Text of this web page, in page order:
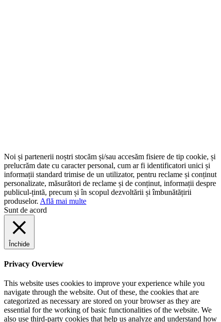
Noi și partenerii noștri stocăm și/sau accesăm fisiere de tip cookie, și
prelucrăm date cu caracter personal, cum ar fi identificatori unici și
informații standard trimise de un utilizator, pentru reclame și conținut
personalizate, măsurători de reclame și de conținut, informații despre
publicul-țintă, precum și în scopul dezvoltării și îmbunătățirii
produselor. Află mai multe
Sunt de acord
Închide
Privacy Overview
This website uses cookies to improve your experience while you
navigate through the website. Out of these, the cookies that are
categorized as necessary are stored on your browser as they are
essential for the working of basic functionalities of the website. We
also use third-party cookies that help us analyze and understand how